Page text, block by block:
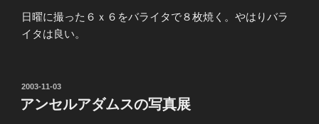
日曜に撮った６ｘ６をバライタで８枚焼く。やはりバラ
イタは良い。
投
稿
日:
2003-11-03
アンセルアダムスの写真展